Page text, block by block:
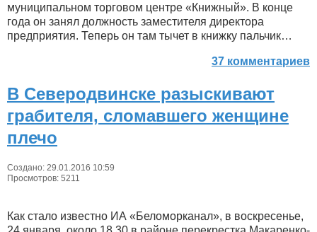
муниципальном торговом центре «Книжный». В конце
года он занял должность заместителя директора
предприятия. Теперь он там тычет в книжку пальчик…
37 комментариев
В Северодвинске разыскивают
грабителя, сломавшего женщине
плечо
Создано: 29.01.2016 10:59
Просмотров: 5211
Как стало известно ИА «Беломорканал», в воскресенье,